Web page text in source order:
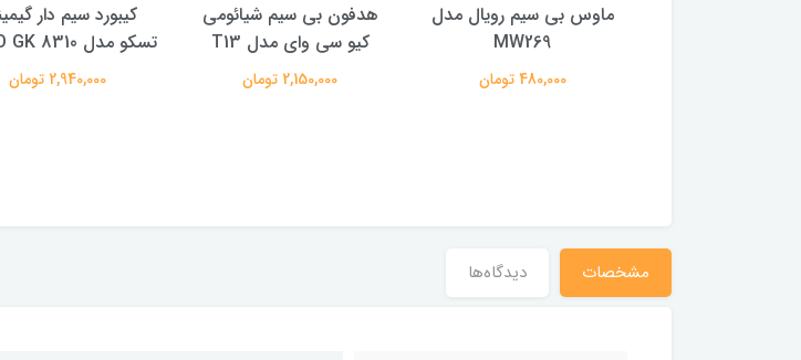
ماوس بی سیم رویال مدل
MW269
480,000 تومان
هدفون بی سیم شیائومی
کیو سی وای مدل T13
2,150,000 تومان
کیبورد سیم دار
تسکو مدل TSCO GK 8310
2,940,000 تومان
مشخصات دیدگاه‌ها